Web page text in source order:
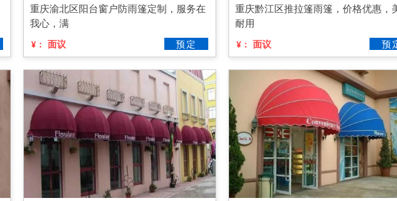
重庆渝北区阳台窗户防雨篷定制，服务在
我心，满
¥： 面议 预定
重庆黔江区推拉篷雨篷，价格优惠，
耐用
¥： 面议 预